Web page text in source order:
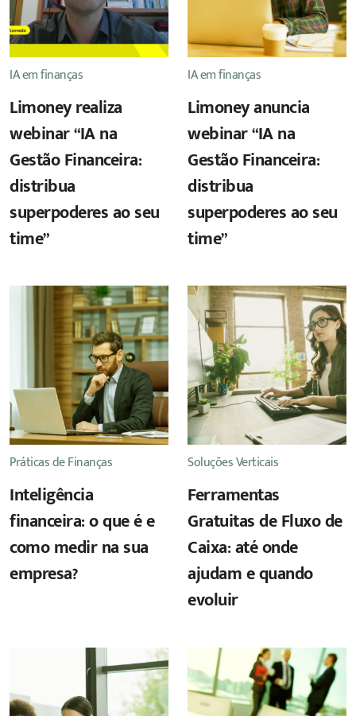
IA em finanças
Limoney realiza
webinar “IA na
Gestão Financeira:
distribua
superpoderes ao seu
time”
IA em finanças
Limoney anuncia
webinar “IA na
Gestão Financeira:
distribua
superpoderes ao seu
time”
Práticas de Finanças
Inteligência
financeira: o que é e
como medir na sua
empresa?
Soluções Verticais
Ferramentas
Gratuitas de Fluxo de
Caixa: até onde
ajudam e quando
evoluir